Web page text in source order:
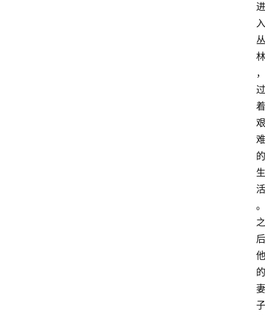
进
入
丛
林
，
过
着
艰
难
的
生
活
。
之
后
他
的
妻
子